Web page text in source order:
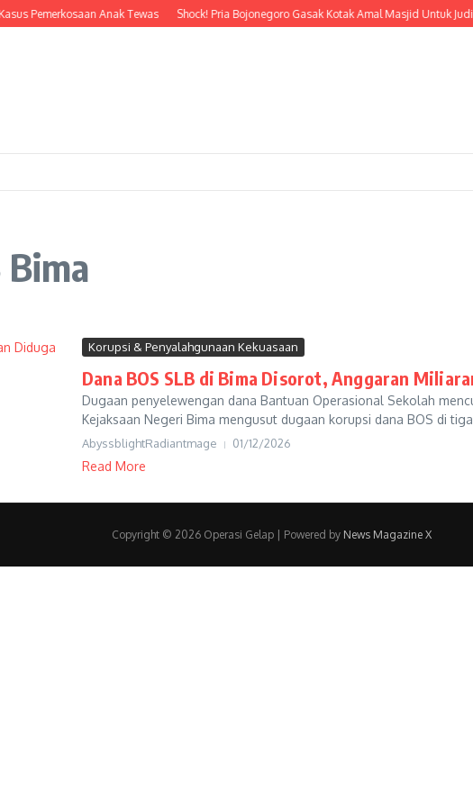
Pemerkosaan Anak Tewas Shock! Pria Bojonegoro Gasak Kotak Amal Masjid Untuk
Korupsi & Penyalahgunaan Kekuasaan
Dana BOS SLB di Bima Disorot, Anggaran
Dugaan penyelewengan dana Bantuan Operasional Sekolah
Kejaksaan Negeri Bima mengusut dugaan korupsi dana BOS di
AbyssblightRadiantmage 01/12/2026
Read More
Copyright © 2026 Operasi Gelap | Powered by News Magazine X